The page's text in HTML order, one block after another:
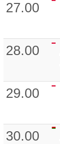
27.00
28.00
29.00
30.00